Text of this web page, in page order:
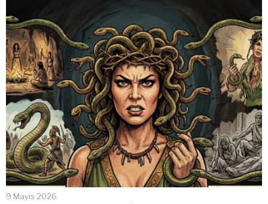
9 Mayıs 2026